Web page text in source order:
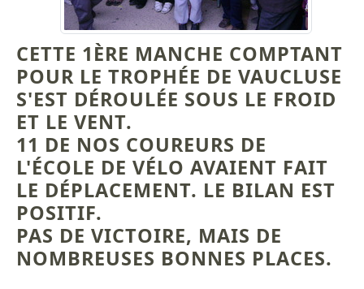
CETTE 1ÈRE MANCHE COMPTANT
POUR LE TROPHÉE DE VAUCLUSE
S'EST DÉROULÉE SOUS LE FROID
ET LE VENT.
11 DE NOS COUREURS DE
L'ÉCOLE DE VÉLO AVAIENT FAIT
LE DÉPLACEMENT. LE BILAN EST
POSITIF.
PAS DE VICTOIRE, MAIS DE
NOMBREUSES BONNES PLACES.